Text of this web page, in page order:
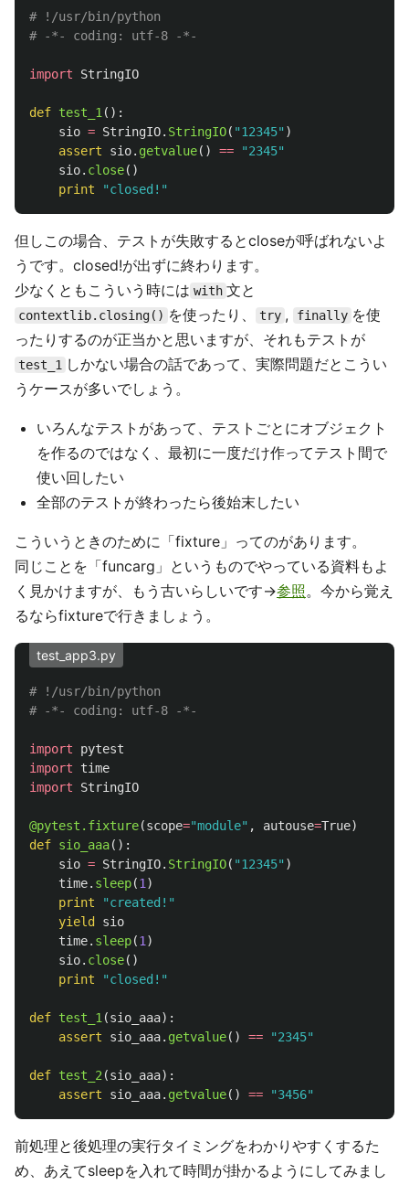
# !/usr/bin/python
import StringIO
def test_1 ():
sio = StringIO. StringIO( "12345" )
assert
sio. getvalue() == "2345"
sio. close()
print
"closed! "
但しこの場合、テストが失敗するとcloseが呼ばれないよ
うです。closed!が出ずに終わります。
少なくともこういう時には with 文と
contextlib.closing() を使ったり、 try , finally を使
ったりするのが正当かと思いますが、それもテストが
test_1 しかない場合の話であって、実際問題だとこうい
うケースが多いでしょう。
いろんなテストがあって、テストごとにオブジェクト
を作るのではなく、最初に一度だけ作ってテスト間で
使い回したい
全部のテストが終わったら後始末したい
こういうときのために「fixture」ってのがあります。
同じことを「funcarg」というものでやっている資料もよ
く見かけますが、もう古いらしいです→参照。今から覚え
るならfixtureで行きましょう。
test_app3.py
# !/usr/bin/python
import
pytest
import
time
import
StringIO
@pytest.fixture(scope="module" , autouse=True)
def sio_aaa():
sio = StringIO. StringIO( "12345" )
time. sleep(1 )
print
"created! "
yield
sio
time. sleep(1 )
sio. close()
print
"closed! "
def test_1 (sio_aaa):
assert
sio_aaa. getvalue() == "2345"
def test_2 (sio_aaa):
assert
sio_aaa. getvalue() == "3456"
前処理と後処理の実行タイミングをわかりやすくするた
め、あえてsleepを入れて時間が掛かるようにしてみまし